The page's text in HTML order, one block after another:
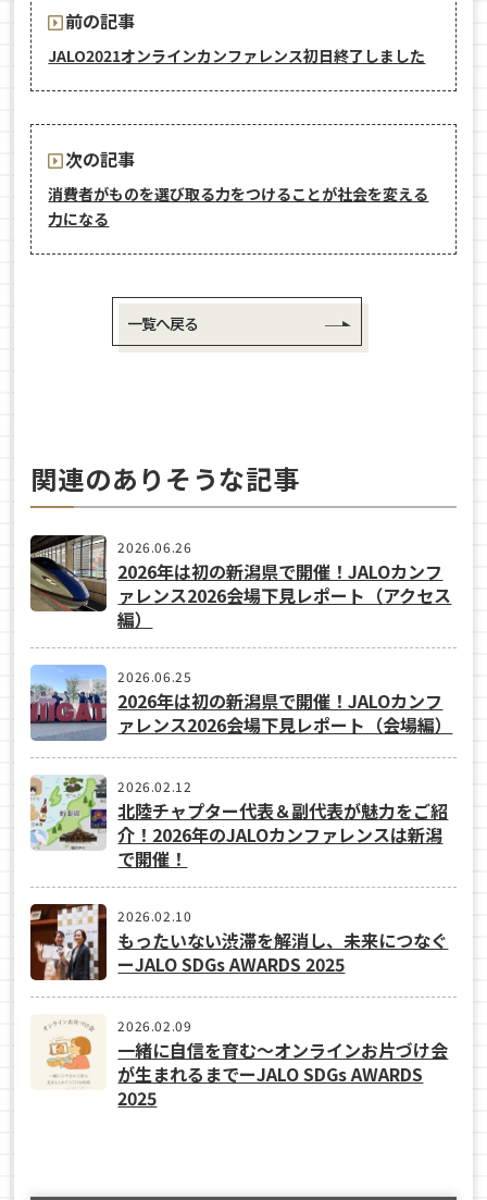
前の記事
JALO2021オンラインカンファレンス初日終了しました
次の記事
消費者がものを選び取る力をつけることが社会を変える
力になる
一覧へ戻る
関連のありそうな記事
2026.06.26
2026年は初の新潟県で開催！JALOカンフ
ァレンス2026会場下見レポート（アクセス
編）
2026.06.25
2026年は初の新潟県で開催！JALOカンフ
ァレンス2026会場下見レポート（会場編）
2026.02.12
北陸チャプター代表＆副代表が魅力をご紹
介！2026年のJALOカンファレンスは新潟
で開催！
2026.02.10
もったいない渋滞を解消し、未来につなぐ
ーJALO SDGs AWARDS 2025
2026.02.09
一緒に自信を育む～オンラインお片づけ会
が生まれるまでーJALO SDGs AWARDS
2025